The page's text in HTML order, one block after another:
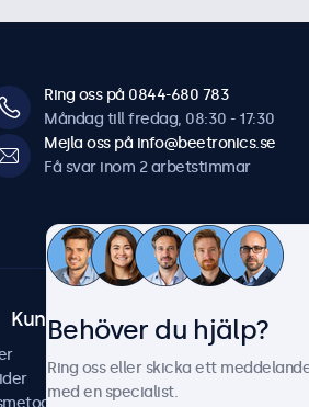
Ring oss på 0844-680 783
Måndag till fredag, 08:30 - 17:30
Mejla oss på info@beetronics.se
Få svar inom 2 arbetstimmar
Kundtjänst Om
Nyheter &
Behöver du hjälp?
Ring oss eller skicka ett
med en specialist.